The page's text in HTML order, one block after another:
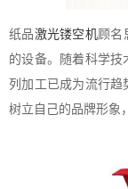
纸品激光镂空机顾名
的设备。随着科学技
列加工已成为流行趋
树立自己的品牌形象